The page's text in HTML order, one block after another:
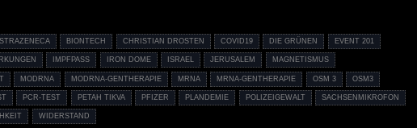
BIONTECH CHRISTIAN DROSTEN COVID19 DIE GRÜNEN EVENT 201
IMPFPASS IRON DOME ISRAEL JERUSALEM MAGNETISMUS
MODRNA MODRNA-GENTHERAPIE MRNA MRNA-GENTHERAPIE OSM 3 OSM3
PCR-TEST PETAH TIKVA PFIZER PLANDEMIE POLIZEIGEWALT SACHSENMIKROFON
WIDERSTAND